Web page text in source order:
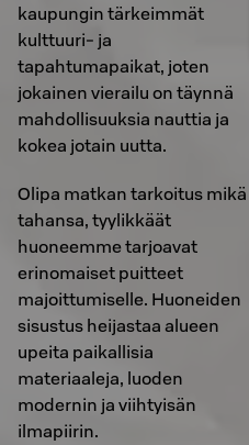
kaupungin tärkeimmät
kulttuuri- ja
tapahtumapaikat, joten
jokainen vierailu on täynnä
mahdollisuuksia nauttia ja
kokea jotain uutta.
Olipa matkan tarkoitus mikä
tahansa, tyylikkäät
huoneemme tarjoavat
erinomaiset puitteet
majoittumiselle. Huoneiden
sisustus heijastaa alueen
upeita paikallisia
materiaaleja, luoden
modernin ja viihtyisän
ilmapiirin.